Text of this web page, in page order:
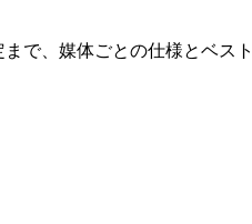
で、媒体ごとの仕様とベ